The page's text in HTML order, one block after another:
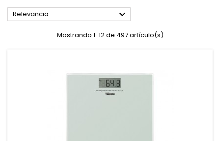
Relevancia 
Mostrando 1-12 de 497 artículo(s)